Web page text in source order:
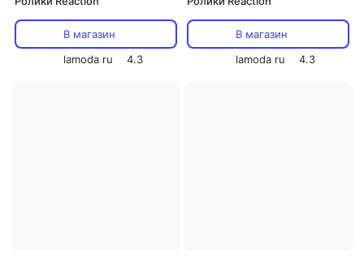
В магазин
lamoda ru
4.3
В магазин
lamoda ru
4.3